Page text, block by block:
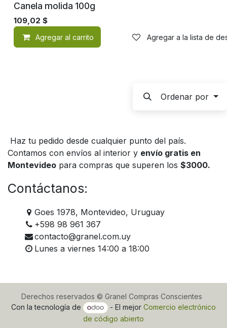
Canela molida 100g
109,02 $
Agregar al carrito Agregar a la lista de
Ordenar por
Haz tu pedido desde cualquier punto del país.
Contamos con envíos al interior y envío gratis en
Montevideo para compras que superen los $3000.
Contáctanos:
Goes 1978, Montevideo, Uruguay
+598 98 961 367
contacto@granel.com.uy
Lunes a viernes 14:00 a 18:00
Derechos reservados © Granel Compras Conscientes
Con la tecnología de
- El mejor Comercio electrónico
de código abierto